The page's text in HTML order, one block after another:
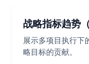
战略指标趋势（
展示多项目执行下
略目标的贡献。